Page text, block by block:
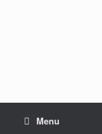
Menu